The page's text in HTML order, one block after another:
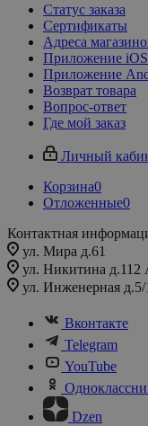
Статус заказа
Сертификаты
Адреса
Приложение iOS
Приложение
Возврат товара
Вопрос-ответ
Где мой заказ
Личный
Корзина0
Отложенные0
Контактная
ул. Мира д.61
ул. Никитина д.112
ул. Инженерная д.5/
Вконтакте
Telegram
YouTube
Dzen